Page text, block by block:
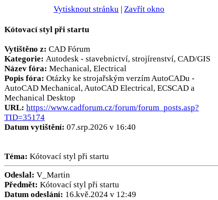
Vytisknout stránku | Zavřít okno
Kótovací styl při startu
Vytištěno z: CAD Fórum
Kategorie: Autodesk - stavebnictví, strojírenství, CAD/GIS
Název fóra: Mechanical, Electrical
Popis fóra: Otázky ke strojařským verzím AutoCADu -
AutoCAD Mechanical, AutoCAD Electrical, ECSCAD a
Mechanical Desktop
URL: https://www.cadforum.cz/forum/forum_posts.asp?
TID=35174
Datum vytištění: 07.srp.2026 v 16:40
Téma: Kótovací styl při startu
Odeslal: V_Martin
Předmět: Kótovací styl při startu
Datum odeslání: 16.kvě.2024 v 12:49